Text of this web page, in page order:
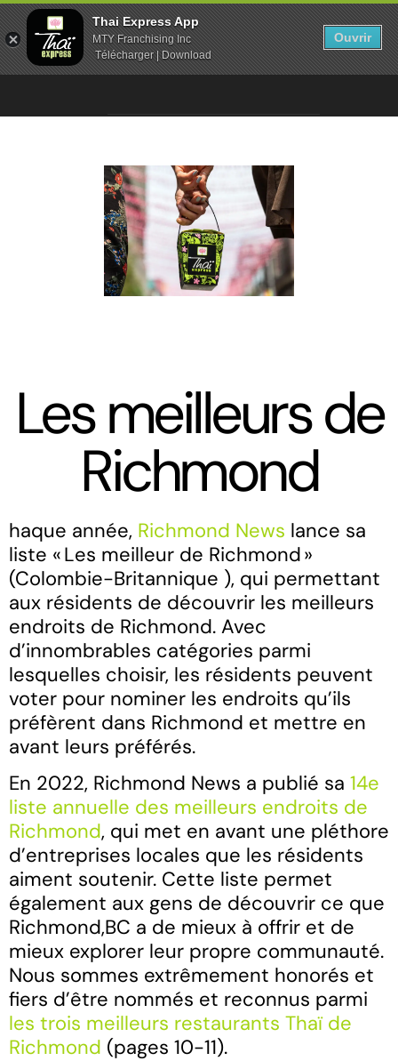
Les meilleurs de
Richmond
haque année, Richmond News lance sa
liste « Les meilleur de Richmond »
(Colombie-Britannique ), qui permettant
aux résidents de découvrir les meilleurs
endroits de Richmond. Avec
d’innombrables catégories parmi
lesquelles choisir, les résidents peuvent
voter pour nominer les endroits qu’ils
préfèrent dans Richmond et mettre en
avant leurs préférés.
En 2022, Richmond News a publié sa 14e
liste annuelle des meilleurs endroits de
Richmond, qui met en avant une pléthore
d’entreprises locales que les résidents
aiment soutenir. Cette liste permet
également aux gens de découvrir ce que
Richmond,BC a de mieux à offrir et de
mieux explorer leur propre communauté.
Nous sommes extrêmement honorés et
fiers d’être nommés et reconnus parmi
les trois meilleurs restaurants Thaï de
Richmond (pages 10-11).
Thai Express App
MTY Franchising Inc
Télécharger | Download
Ouvrir